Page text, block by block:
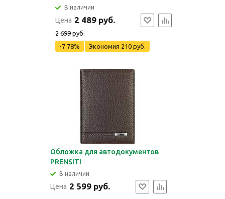
В наличии
Цена 2 489 руб.
2 699 руб.
-7.78%
Экономия 210 руб.
Обложка для автодокументов
PRENSITI
В наличии
Цена 2 599 руб.